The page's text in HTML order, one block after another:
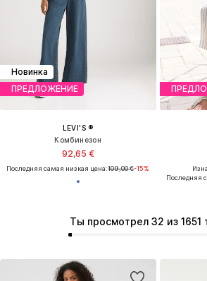
Новинка
ПРЕДЛОЖЕНИЕ
LEVI'S ®
Комбинезон
92,65 €
Последняя самая низкая цена:109,00 €-15%
Последняя
Ты просмотрел 32 из 1651